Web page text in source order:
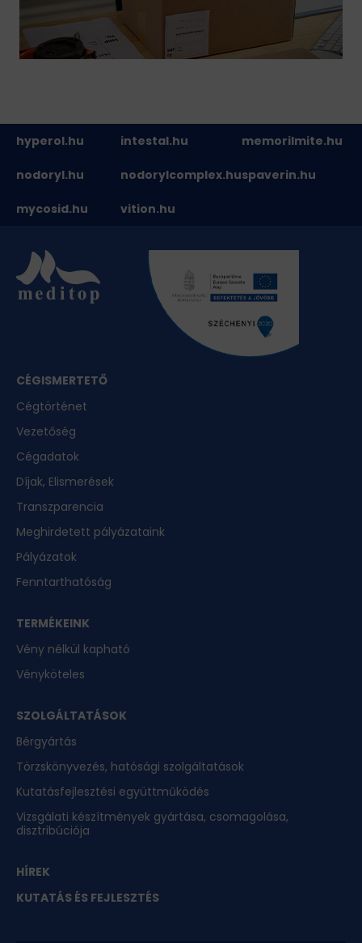
hyperol.hu intestal.hu memorilmite.hu
nodoryl.hu nodorylcomplex.huspaverin.hu
mycosid.hu vition.hu
CÉGISMERTETŐ
Cégtörténet
Vezetőség
Cégadatok
Díjak, Elismerések
Transzparencia
Meghirdetett pályázataink
Pályázatok
Fenntarthatóság
TERMÉKEINK
Vény nélkül kapható
Vényköteles
SZOLGÁLTATÁSOK
Bérgyártás
Törzskönyvezés, hatósági szolgáltatások
Kutatásfejlesztési együttműködés
Vizsgálati készítmények gyártása, csomagolása,
disztribúciója
HÍREK
KUTATÁS ÉS FEJLESZTÉS